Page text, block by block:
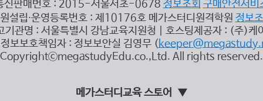
신판매번호 : 2015-서울서초-0678 정보조회 구매안전서비
설립∙운영등록번호 : 제10176호 메가스터디원격학원 정보
기관명 : 서울특별시 강남교육지원청 | 호스팅제공자 : (주)케
보보호책임자 : 정보보안실 김영무 (
CopyrightⓒmegastudyEdu.co.,Ltd. All rights reserved.
메가스터디교육 스토어